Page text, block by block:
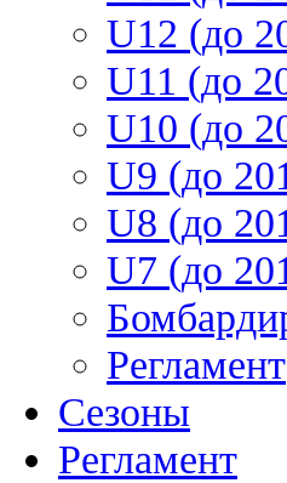
U12 (до
U11 (до
U10 (до
U9 (до
U8 (до
U7 (до
Регламент
Сезоны
Регламент